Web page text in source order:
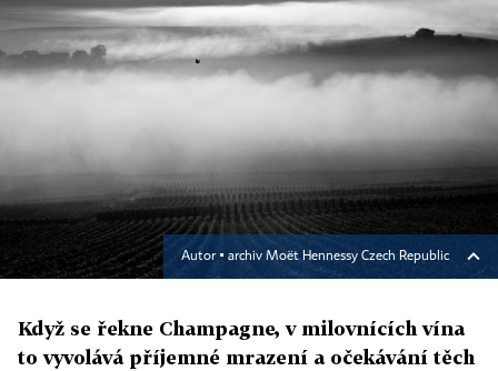
Autor ▪ archiv Moët Hennessy Czech Republic
Když se řekne Champagne, v milovnících vína
to vyvolává příjemné mrazení a očekávání těch